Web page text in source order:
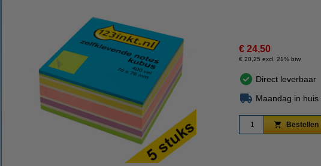
€ 24,50
€ 20,25 excl. 21% btw
Direct leverbaar
Maandag in huis
Bestellen